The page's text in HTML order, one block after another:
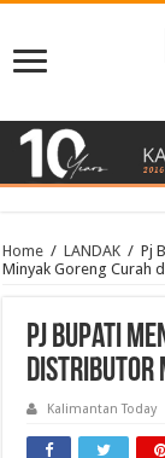
Home / LANDAK / Pj
Minyak Goreng Curah
Pj Bupati
Distributor
Kalimantan Today